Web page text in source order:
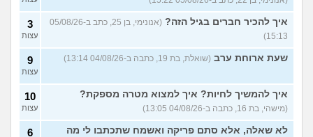
עוד שאלות חדשות במדור
איך להכיר חברים בגיל הזה?
(אנונימי, בן 25, כתב ב-05/08/26
15:13)
3
עצות
שעת ארוחת ערב (שואלת, בת 19, כתבה ב-04/08/26 13:14) 9
עצות
איך להמשיך לחיות? איך למצוא מטרה מספקת?
(מישהי, בת 16, כתבה ב-04/08/26 13:05)
10
עצות
לא שאלה, אלא סתם פריקה ואשמח שתכתבו לי מה
6